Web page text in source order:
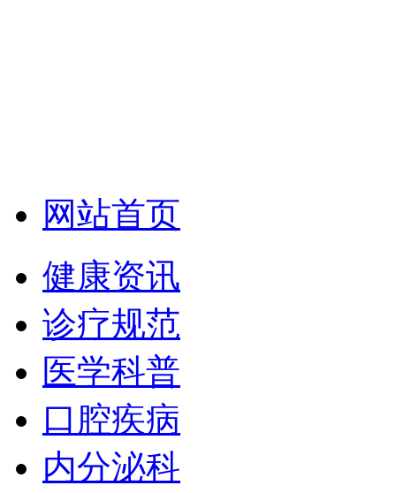
网站首页
健康资讯
诊疗规范
医学科普
口腔疾病
内分泌科